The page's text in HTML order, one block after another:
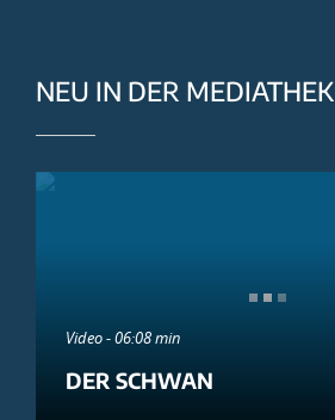
NEU IN DER MEDIATHEK
Video - 06:08 min
DER SCHWAN